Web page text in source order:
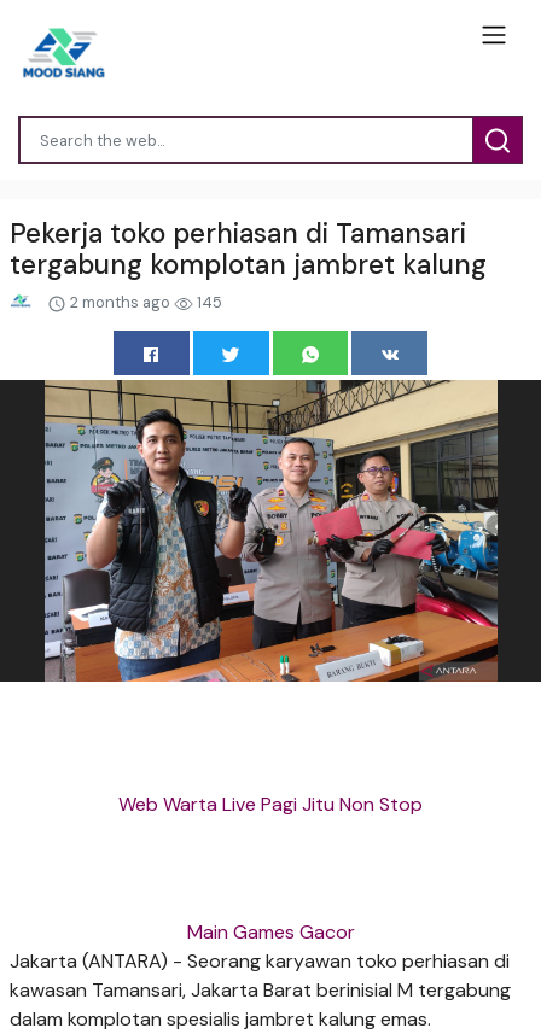
Pekerja toko perhiasan di Tamansari
tergabung komplotan jambret kalung
2 months ago 145
Web Warta Live Pagi Jitu Non Stop
Main Games Gacor
Jakarta (ANTARA) - Seorang karyawan toko perhiasan di
kawasan Tamansari, Jakarta Barat berinisial M tergabung
dalam komplotan spesialis jambret kalung emas.